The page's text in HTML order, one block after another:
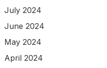
July 2024
June 2024
May 2024
April 2024